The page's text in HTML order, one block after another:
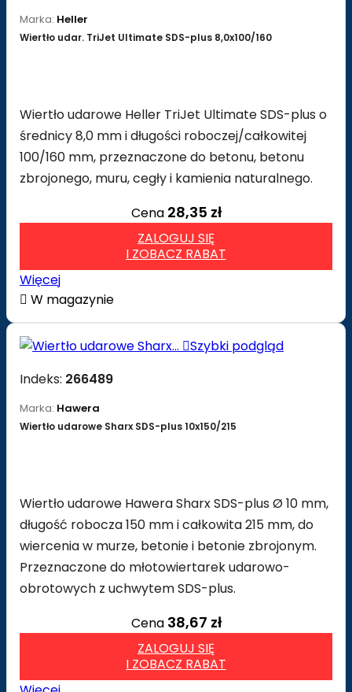
Marka: Heller
Wiertło udar. TriJet Ultimate SDS-plus 8,0x100/160
Wiertło udarowe Heller TriJet Ultimate SDS-plus o
średnicy 8,0 mm i długości roboczej/całkowitej
100/160 mm, przeznaczone do betonu, betonu
zbrojonego, muru, cegły i kamienia naturalnego.
Cena 28,35 zł
ZALOGUJ SIĘ
I ZOBACZ RABAT
Więcej
 W magazynie
Szybki podgląd
Indeks: 266489
Marka: Hawera
Wiertło udarowe Sharx SDS-plus 10x150/215
Wiertło udarowe Hawera Sharx SDS-plus Ø 10 mm,
długość robocza 150 mm i całkowita 215 mm, do
wiercenia w murze, betonie i betonie zbrojonym.
Przeznaczone do młotowiertarek udarowo-
obrotowych z uchwytem SDS-plus.
Cena 38,67 zł
ZALOGUJ SIĘ
I ZOBACZ RABAT